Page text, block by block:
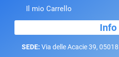
Il mio Carrello
Info
SEDE: Via delle Acacie 39,